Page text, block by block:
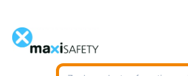
inhoud
Zoeken